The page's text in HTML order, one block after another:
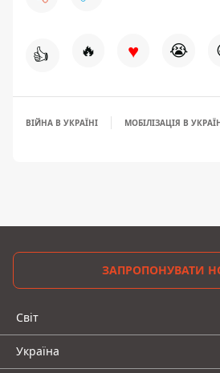
👍 🔥 ♥ 😭
ВІЙНА В УКРАЇНІ МОБІЛІЗАЦІЯ В
ЗАПРОПОНУВАТИ
Світ
Україна